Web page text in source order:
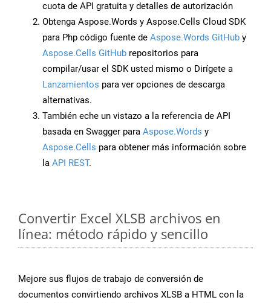
cuota de API gratuita y detalles de autorización
Obtenga Aspose.Words y Aspose.Cells Cloud SDK
para Php código fuente de Aspose.Words GitHub y
Aspose.Cells GitHub repositorios para
compilar/usar el SDK usted mismo o Dirígete a
Lanzamientos para ver opciones de descarga
alternativas.
También eche un vistazo a la referencia de API
basada en Swagger para Aspose.Words y
Aspose.Cells para obtener más información sobre
la API REST.
Convertir Excel XLSB archivos en
línea: método rápido y sencillo
Mejore sus flujos de trabajo de conversión de
documentos convirtiendo archivos XLSB a HTML con la